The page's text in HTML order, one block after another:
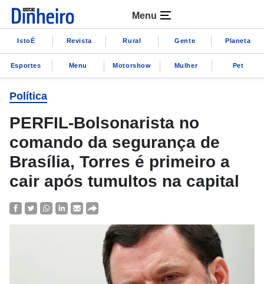
Menu
IstoÉ Revista Rural Gente Planeta
Esportes Menu Motorshow Mulher Pet
Política
PERFIL-Bolsonarista no
comando da segurança de
Brasília, Torres é primeiro a
cair após tumultos na capital